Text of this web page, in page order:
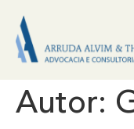
Autor: